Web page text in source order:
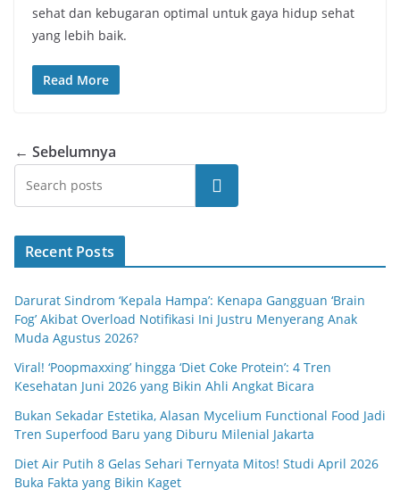
sehat dan kebugaran optimal untuk gaya hidup sehat
yang lebih baik.
Read More
← Sebelumnya
Cari
Recent Posts
Darurat Sindrom ‘Kepala Hampa’: Kenapa Gangguan ‘Brain
Fog’ Akibat Overload Notifikasi Ini Justru Menyerang Anak
Muda Agustus 2026?
Viral! ‘Poopmaxxing’ hingga ‘Diet Coke Protein’: 4 Tren
Kesehatan Juni 2026 yang Bikin Ahli Angkat Bicara
Bukan Sekadar Estetika, Alasan Mycelium Functional Food Jadi
Tren Superfood Baru yang Diburu Milenial Jakarta
Diet Air Putih 8 Gelas Sehari Ternyata Mitos! Studi April 2026
Buka Fakta yang Bikin Kaget